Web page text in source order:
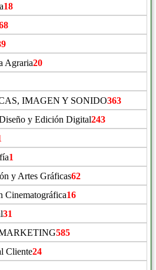
18
Agraria20
IMAGEN Y SONIDO363
y Edición Digital243
1
y Artes Gráficas62
Cinematográfica16
31
585
Cliente24